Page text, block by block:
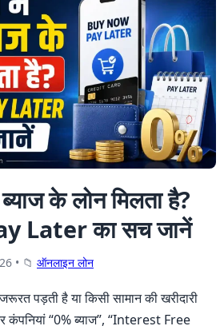
के लोन मिलता है?
Later का सच जानें
• 📁 ऑनलाइन लोन
पड़ती है या किसी सामान की खरीदारी
कंपनियां “0% ब्याज”, “Interest Free